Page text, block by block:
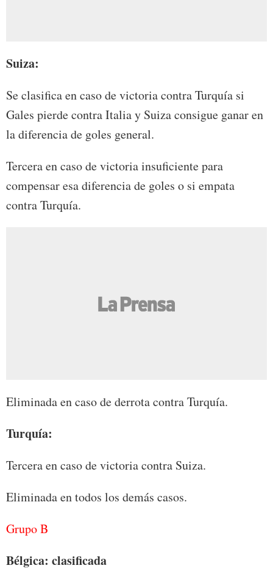
Suiza:
Se clasifica en caso de victoria contra Turquía si
Gales pierde contra Italia y Suiza consigue ganar en
la diferencia de goles general.
Tercera en caso de victoria insuficiente para
compensar esa diferencia de goles o si empata
contra Turquía.
Eliminada en caso de derrota contra Turquía.
Turquía:
Tercera en caso de victoria contra Suiza.
Eliminada en todos los demás casos.
Grupo B
Bélgica: clasificada